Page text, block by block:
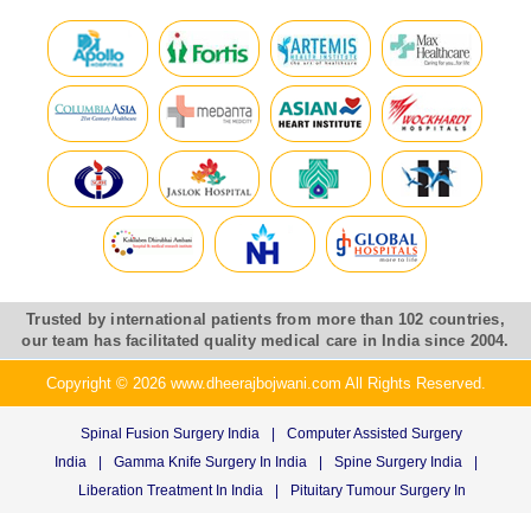
Trusted by international patients from more than 102 countries,
our team has facilitated quality medical care in India since 2004.
Copyright © 2026 www.dheerajbojwani.com All Rights Reserved.
Spinal Fusion Surgery India |
Computer Assisted Surgery
India
| Gamma Knife Surgery In India | Spine Surgery India
|
Liberation Treatment In India
|
Pituitary Tumour Surgery In